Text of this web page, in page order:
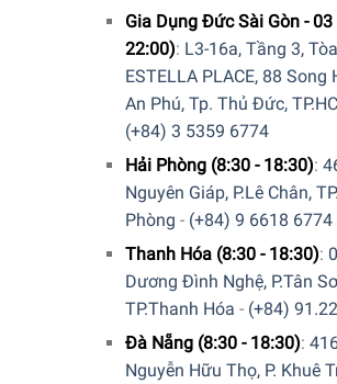
Gia Dụng Đức Sài Gòn - 03
22:00): L3-16a, Tầng 3,
ESTELLA PLACE, 88 Song
An Phú, Tp. Thủ Đức,
(+84) 3 5359 6774
Hải Phòng (8:30 - 18:30):
Nguyên Giáp, P.Lê Chân,
Phòng - (+84) 9 6618 6774
Thanh Hóa (8:30 - 18:30):
Dương Đình Nghệ, P.Tân
TP.Thanh Hóa - (+84)
Đà Nẵng (8:30 - 18:30):
Nguyễn Hữu Thọ, P. Khuê